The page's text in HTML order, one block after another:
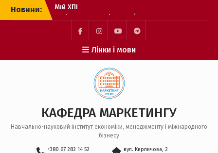
Перейти
Новини:
Цифрова трансформація
професійної діяльності
З Днем Української
Державності!FacebookInstagramYouTubeTelegram
Лінки і мови
КАФЕДРА МАРКЕТИНГУ
Навчально-науковий інститут економіки, менеджменту і міжнародного
бізнесу
+380 67 282 14 52
вул. Кирпичова, 2